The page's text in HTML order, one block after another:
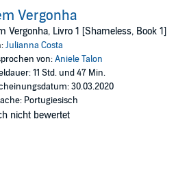
russa em Paris e, consequentemente, se
vidas. Contudo, apesar do perigo
tente, mais uma vez, entregar-se de
Vergonha
Vergonha, Livro 1 [Shameless, Book 1]
Julianna Costa
von:Aniele Talon
11 Std. und 47 Min.
30.03.2020
Portugiesisch
nicht bewertet